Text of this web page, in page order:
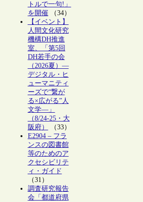
トルで一句!」
を開催（34）
【イベント】
人間文化研究
機構DH推進
室、「第5回
DH若手の会
（2026夏）―
デジタル・ヒ
ューマニティ
ーズで“繋が
る×広がる”人
文学―」
（8/24-25・大
阪府）
（33）
E2904 – フラ
ンスの図書館
等のためのア
クセシビリテ
ィ・ガイド
（31）
調査研究報告
会「都道府県